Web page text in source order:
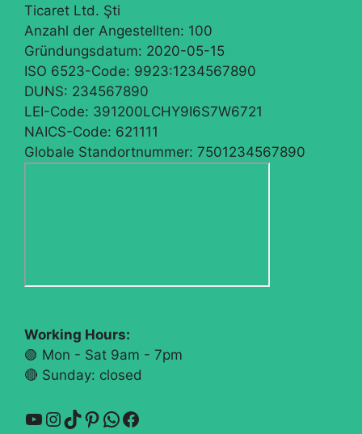
Ticaret Ltd. Şti
Anzahl der Angestellten: 100
Gründungsdatum: 2020-05-15
ISO 6523-Code: 9923:1234567890
DUNS: 234567890
LEI-Code: 391200LCHY9I6S7W6721
NAICS-Code: 621111
Globale Standortnummer: 7501234567890
Working Hours:
🟢 Mon - Sat 9am - 7pm
🔴​ Sunday: closed
YouTube
Instagram
TikTok
Pinterest
WhatsApp
Facebook